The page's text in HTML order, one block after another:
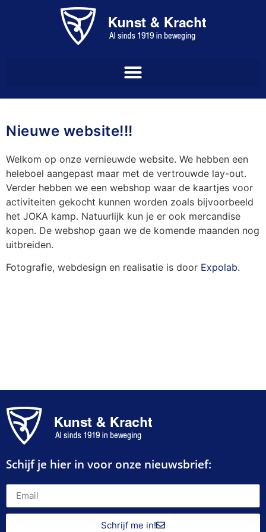
Nieuwe website!!!
Welkom op onze vernieuwde website. We hebben een
heleboel aangepast maar met de vertrouwde lay-out.
Verder hebben we een webshop waar de kaartjes voor
activiteiten gekocht kunnen worden zoals bijvoorbeeld
het JOKA kamp. Natuurlijk kun je er ook mercandise
kopen. De webshop gaan we de komende maanden nog
uitbreiden.
Fotografie, webdesign en realisatie is door Expolab.
Schijf je hier in voor onze nieuwsbrief:
Schrijf me in!